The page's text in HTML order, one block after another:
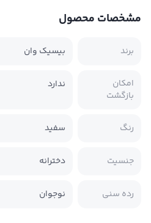
مشخصات محصول
برند بیسیک وان
امکان
بازگشت
ندارد
رنگ سفید
جنسیت دخترانه
رده سنی نوجوان